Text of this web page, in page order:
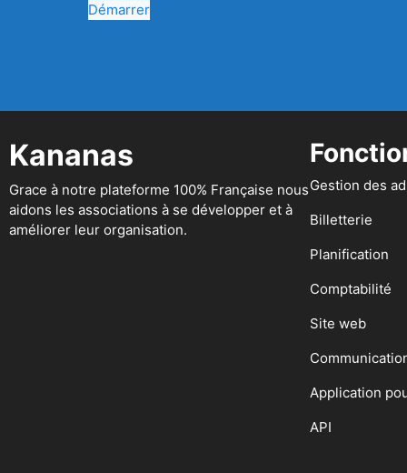
Démarrer
Kananas
Grace à notre plateforme 100% Française nous
aidons les associations à se développer et à
améliorer leur organisation.
Gestion des
Billetterie
Planification
Comptabilité
Site web
Application
API